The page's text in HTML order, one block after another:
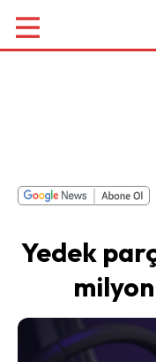
Yedek